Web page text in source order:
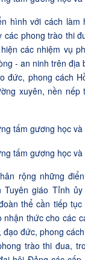
hình với cách làm
các phong trào thi
các nhiệm vụ
- an ninh trên địa
đức, phong cách
xuyên, nền nếp
rộng những
Tuyên giáo Tỉnh
thể cần tiếp
nhận thức cho các
đức, phong
trào thi đua,